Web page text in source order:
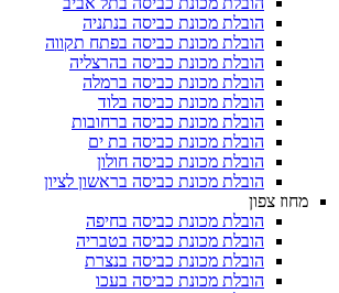
הובלת מכונת כביסה בנתניה
הובלת מכונת כביסה בפתח תקווה
הובלת מכונת כביסה בהרצליה
הובלת מכונת כביסה ברמלה
הובלת מכונת כביסה בלוד
הובלת מכונת כביסה ברחובות
הובלת מכונת כביסה בת ים
הובלת מכונת כביסה חולון
הובלת מכונת כביסה בראשון לציון
מחוז צפון
הובלת מכונת כביסה בחיפה
הובלת מכונת כביסה בטבריה
הובלת מכונת כביסה בנצרת
הובלת מכונת כביסה בעכו